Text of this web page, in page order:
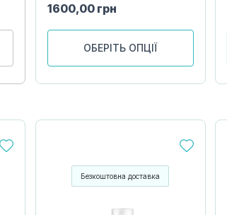
1600,00 грн
ОБЕРІТЬ ОПЦІЇ
Безкоштовна доставка